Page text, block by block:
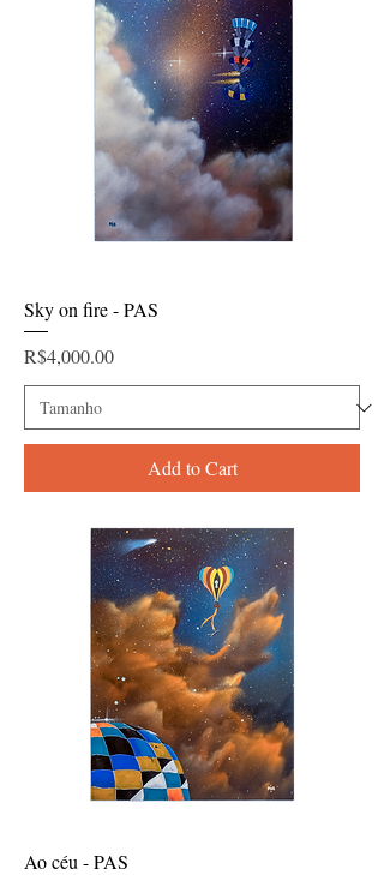
Sky on fire - PAS
Price
R$4,000.00
Add to Cart
Ao céu - PAS